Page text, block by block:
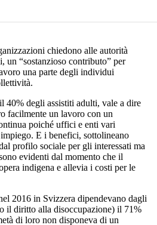
chiedono alle autorità
un “sostanzioso contributo” per
una parte degli individui
40% degli assistiti adulti, vale a dire
facilmente un lavoro con un
poiché uffici e enti vari
E i benefici, sottolineano
profilo sociale per gli interessati ma
evidenti dal momento che il
indigena e allevia i costi per le
2016 in Svizzera dipendevano dagli
il diritto alla disoccupazione) il 71%
di loro non disponeva di un